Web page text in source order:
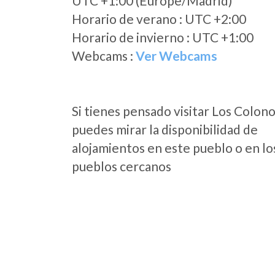
Horario de verano : UTC +2:00
Horario de invierno : UTC +1:00
Webcams : Ver Webcams
Si tienes pensado visitar Los
puedes mirar la disponibilidad de
alojamientos en este pueblo o en
pueblos cercanos